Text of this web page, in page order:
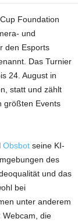
Foundation
und
den Esports
Das Turnier
24. August in
statt und zählt
größten Events
Obsbot seine KI-
des
und das
bei
unter anderem
Webcam, die